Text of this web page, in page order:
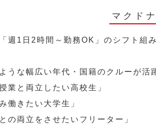
マクド
週1日2時間～勤務OK」のシフト組
うな幅広い年代・国籍のクルーが活
業と両立したい高校生」
働きたい大学生」
の両立をさせたいフリーター」